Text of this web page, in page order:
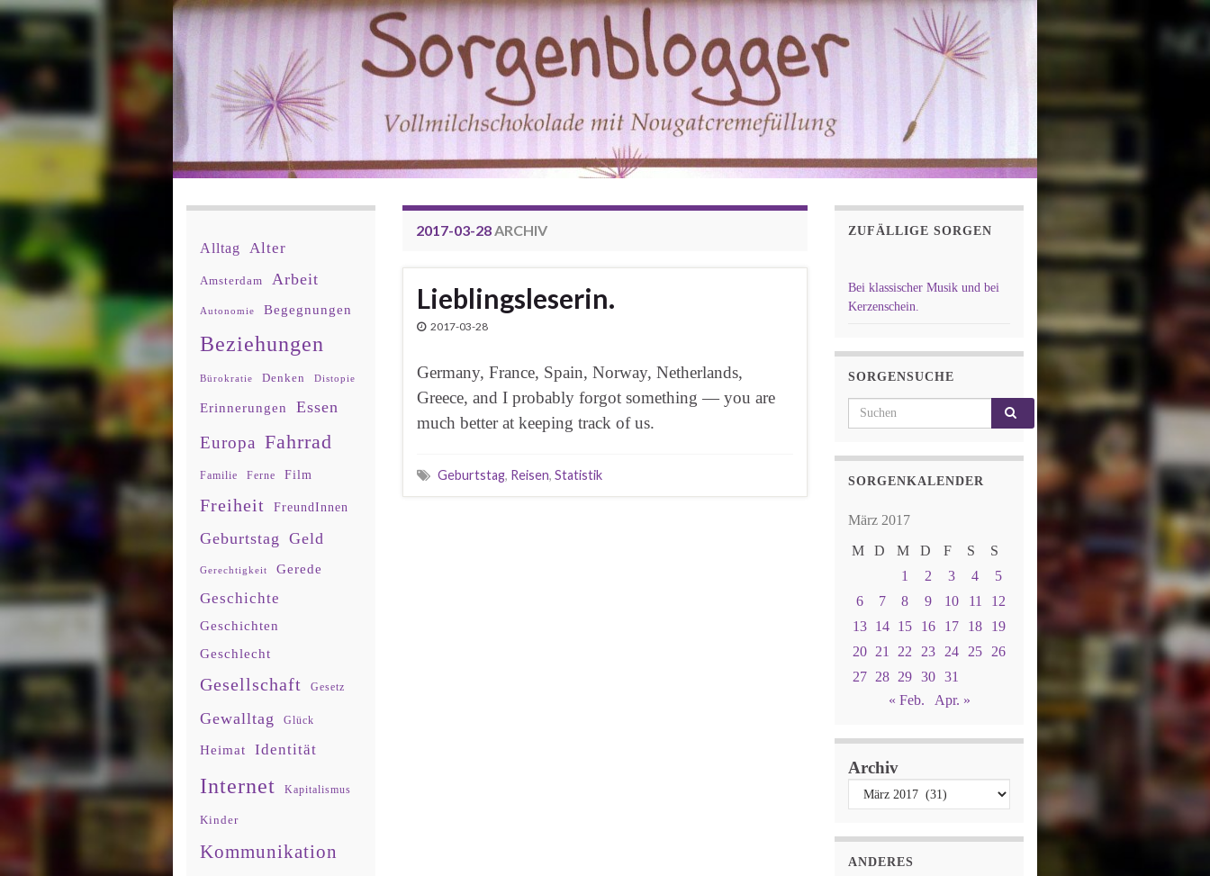
2017-03-28ARCHIV
Lieblingsleserin.
2017-03-28
Germany, France, Spain, Norway, Netherlands,
Greece, and I probably forgot something — you are
much better at keeping track of us.
Geburtstag, Reisen, Statistik
Alltag Alter
Amsterdam Arbeit
Autonomie Begegnungen
Beziehungen
Bürokratie Denken Distopie
Erinnerungen Essen
Europa Fahrrad
Familie Ferne Film
Freiheit FreundInnen
Geburtstag Geld
Gerechtigkeit Gerede
Geschichte
Geschichten
Geschlecht
Gesellschaft Gesetz
Gewalltag Glück
Heimat Identität
Internet Kapitalismus
Kinder
Kommunikation
ZUFÄLLIGE SORGEN
Bei klassischer Musik und bei
Kerzenschein.
SORGENSUCHE
Search for:
SORGENKALENDER
März 2017
M
D M D F S
S
1
2 3 4
5
6
7 8 9 10 11
12
13
14 15 16 17 18
19
20
21 22 23 24 25
26
27
28 29 30 31
« Feb.
Apr. »
Archiv
ANDERES